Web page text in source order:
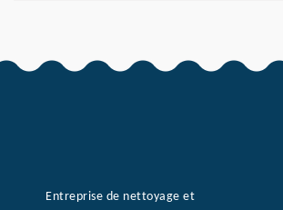
Entreprise de nettoyage et